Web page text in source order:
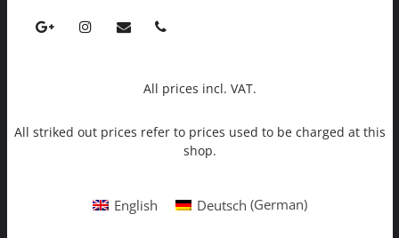
All prices incl. VAT.
All striked out prices refer to prices used to be charged at this
shop.
English Deutsch (German)